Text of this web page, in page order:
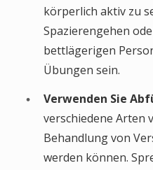
körperlich aktiv zu
Spazierengehen
bettlägerigen
Übungen sein.
Verwenden Sie
verschiedene Arten
Behandlung von
werden können.